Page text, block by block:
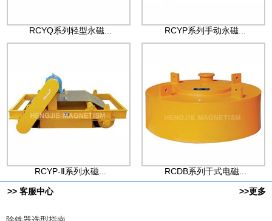
RCYQ系列轻型永磁... RCYP系列手动永磁...
RCYP-Ⅱ系列永磁... RCDB系列干式电磁...
>> 客服中心 >>更多